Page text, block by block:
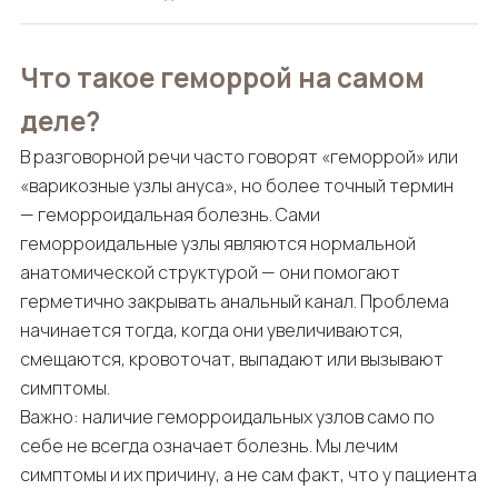
Что такое геморрой на самом
деле?
В разговорной речи часто говорят «геморрой» или
«варикозные узлы ануса», но более точный термин
— геморроидальная болезнь. Сами
геморроидальные узлы являются нормальной
анатомической структурой — они помогают
герметично закрывать анальный канал. Проблема
начинается тогда, когда они увеличиваются,
смещаются, кровоточат, выпадают или вызывают
симптомы.
Важно: наличие геморроидальных узлов само по
себе не всегда означает болезнь. Мы лечим
симптомы и их причину, а не сам факт, что у пациента